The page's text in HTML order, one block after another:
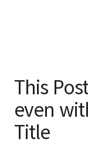
This
even
Title